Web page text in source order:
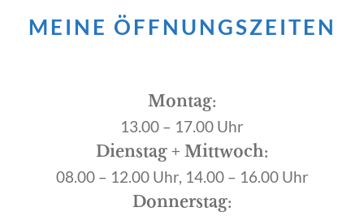
MEINE ÖFFNUNGSZEITEN
Montag:
13.00 – 17.00 Uhr
Dienstag + Mittwoch:
08.00 – 12.00 Uhr, 14.00 – 16.00 Uhr
Donnerstag: